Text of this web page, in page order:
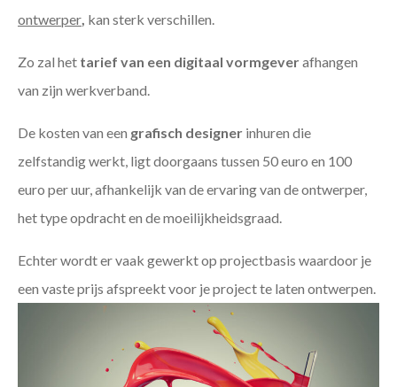
ontwerper kan sterk verschillen.
Zo zal het tarief van een digitaal vormgeverafhangen
van zijn werkverband.
De kosten van een grafisch designer inhuren die
zelfstandig werkt, ligt doorgaans tussen 50 euro en 100
euro per uur, afhankelijk van de ervaring van de ontwerper,
het type opdracht en de moeilijkheidsgraad.
Echter wordt er vaak gewerkt op projectbasis waardoor je
een vaste prijs afspreekt voor je project te laten ontwerpen.